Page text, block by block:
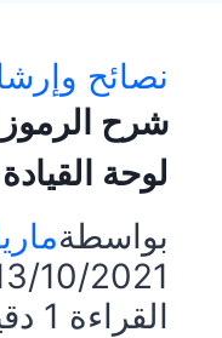
نصائح
شرح
لوحة
بواسطة
10/2021
القراءة